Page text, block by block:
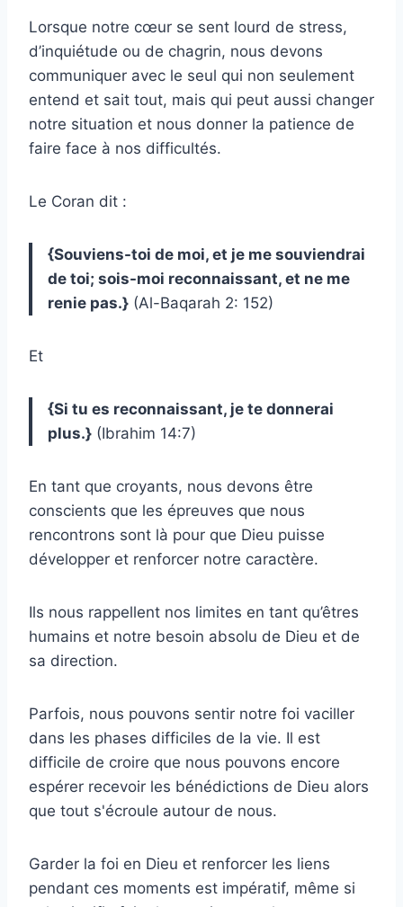
Lorsque notre cœur se sent lourd de stress,
d’inquiétude ou de chagrin, nous devons
communiquer avec le seul qui non seulement
entend et sait tout, mais qui peut aussi changer
notre situation et nous donner la patience de
faire face à nos difficultés.
Le Coran dit :
{Souviens-toi de moi, et je me souviendrai
de toi; sois-moi reconnaissant, et ne me
renie pas.} (Al-Baqarah 2: 152)
Et
{Si tu es reconnaissant, je te donnerai
plus.} (Ibrahim 14:7)
En tant que croyants, nous devons être
conscients que les épreuves que nous
rencontrons sont là pour que Dieu puisse
développer et renforcer notre caractère.
Ils nous rappellent nos limites en tant qu’êtres
humains et notre besoin absolu de Dieu et de
sa direction.
Parfois, nous pouvons sentir notre foi vaciller
dans les phases difficiles de la vie. Il est
difficile de croire que nous pouvons encore
espérer recevoir les bénédictions de Dieu alors
que tout s'écroule autour de nous.
Garder la foi en Dieu et renforcer les liens
pendant ces moments est impératif, même si